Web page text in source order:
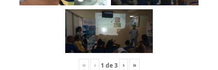
« ‹ 1 de3 › »